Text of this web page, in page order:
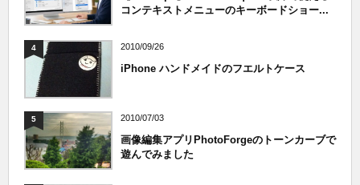
コンテキストメニューのキーボードショー...
4 2010/09/26
iPhone ハンドメイドのフエルトケース
5 2010/07/03
画像編集アプリPhotoForgeのトーンカーブで
遊んでみました